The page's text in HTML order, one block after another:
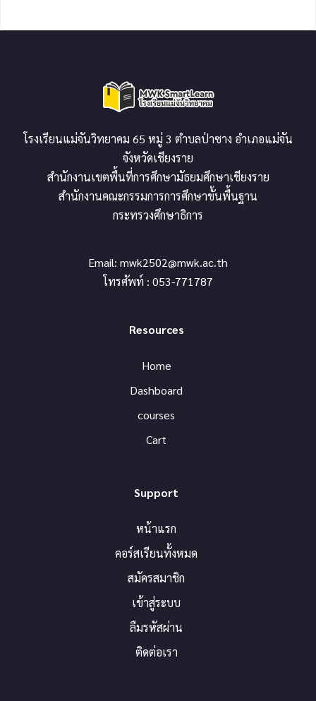
โรงเรียนแม่จันวิทยาคม 65 หมู่ 3 ตำบลป่าซาง อำเภอแม่จัน
จังหวัดเชียงราย
สำนักงานเขตพื้นที่การศึกษามัธยมศึกษาเชียงราย
สำนักงานคณะกรรมการการศึกษาขั้นพื้นฐาน
กระทรวงศึกษาธิการ
Email: mwk2502@mwk.ac.th
โทรศัพท์ : 053-771787
Resources
Home
Dashboard
courses
Cart
Support
หน้าแรก
คอร์สเรียนทั้งหมด
สมัครสมาชิก
เข้าสู่ระบบ
ลืมรหัสผ่าน
ติดต่อเรา